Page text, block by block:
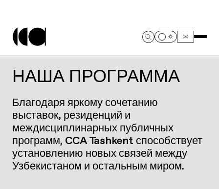
НАША ПРОГРАММА
Благодаря яркому сочетанию
выставок, резиденций и
междисциплинарных публичных
программ, CCA Tashkent способствует
установлению новых связей между
Узбекистаном и остальным миром.